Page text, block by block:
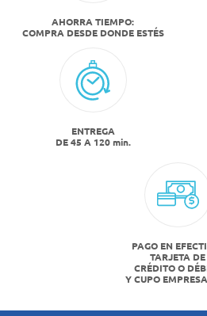
AHORRA TIEMPO:
COMPRA DESDE DONDE ESTÉS
ENTREGA
DE 45 A 120 min.
PAGO EN
TARJETA DE
CRÉDITO O
Y CUPO